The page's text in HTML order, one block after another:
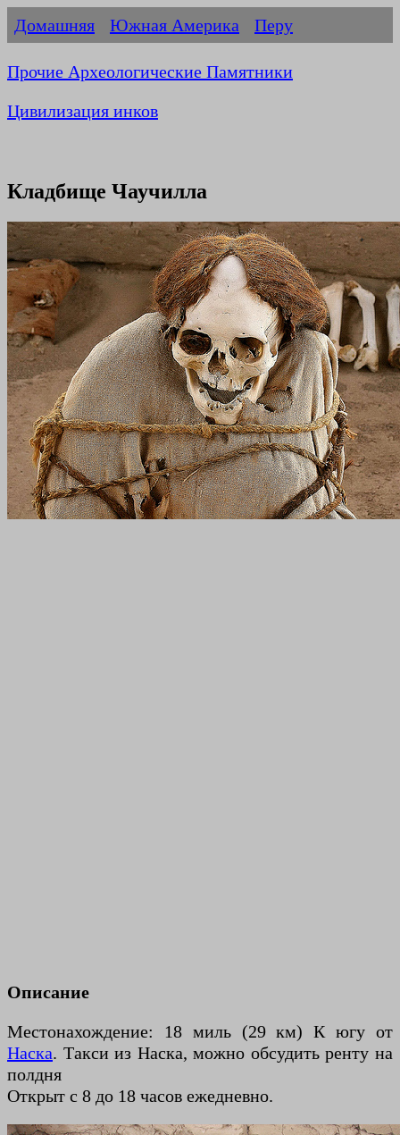
Домашняя Южная Америка Перу
Прочие Археологические Памятники
Цивилизация инков
Кладбище Чаучилла
Описание
Местонахождение: 18 миль (29 км) К югу от
Наска. Такси из Наска, можно обсудить ренту на
полдня
Открыт с 8 до 18 часов ежедневно.